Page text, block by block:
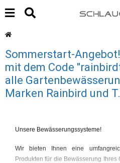
Sommerstart-
mit dem Code
alle
Marken Rainbird und
Unsere Bewässerungssysteme!
Wir bieten Ihnen eine
Produkten für die Bewässerung Ihres